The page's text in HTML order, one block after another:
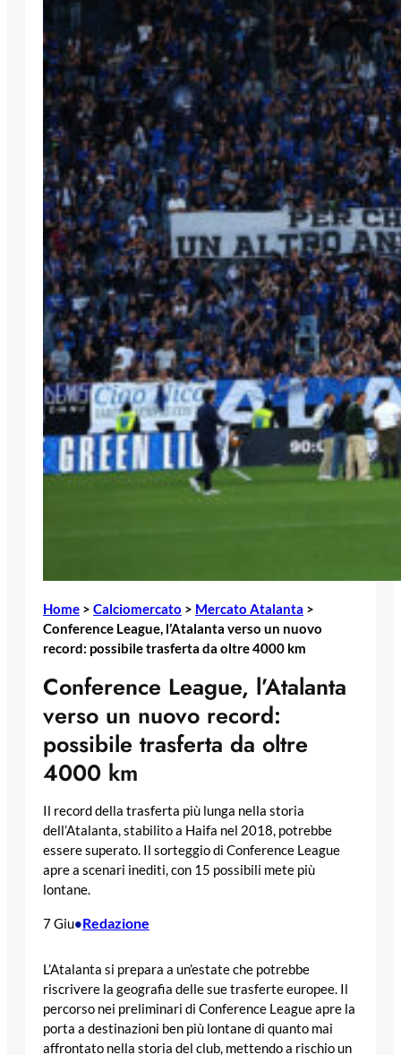
Home > Calciomercato > Mercato Atalanta >
Conference League, l’Atalanta verso un nuovo
record: possibile trasferta da oltre 4000 km
Conference League, l’Atalanta
verso un nuovo record:
possibile trasferta da oltre
4000 km
Il record della trasferta più lunga nella storia
dell’Atalanta, stabilito a Haifa nel 2018, potrebbe
essere superato. Il sorteggio di Conference League
apre a scenari inediti, con 15 possibili mete più
lontane.
7 Giu•Redazione
L’Atalanta si prepara a un’estate che potrebbe
riscrivere la geografia delle sue trasferte europee. Il
percorso nei preliminari di Conference League apre la
porta a destinazioni ben più lontane di quanto mai
affrontato nella storia del club, mettendo a rischio un